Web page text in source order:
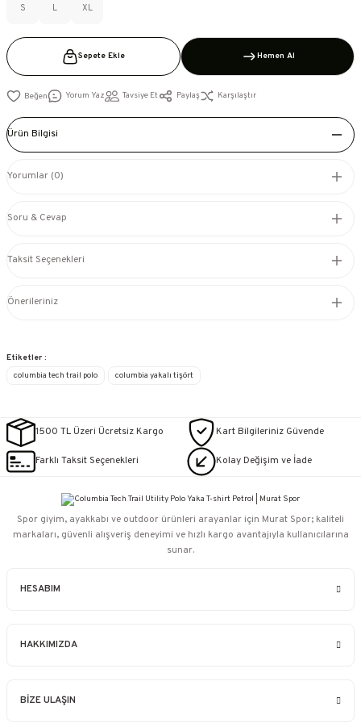
S L XL
Sepete Ekle Hemen Al
Yorum Yaz Tavsiye Et Paylaş Karşılaştır
Ürün Bilgisi
Yorumlar (0)
Soru & Cevap
Taksit Seçenekleri
Önerileriniz
Etiketler :
columbia tech trail polo
columbia yakalı tişört
1500 TL Üzeri Ücretsiz Kargo Kart Bilgileriniz Güvende
Farklı Taksit Seçenekleri Kolay Değişim ve İade
HESABIM
HAKKIMIZDA
BİZE ULAŞIN
Spor giyim, ayakkabı ve outdoor ürünleri arayanlar için Murat Spor; kaliteli
markaları, güvenli alışveriş deneyimi ve hızlı kargo avantajıyla kullanıcılarına
sunar.